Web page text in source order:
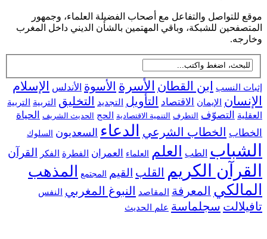
للتواصل والتفاعل مع أصحاب الفضيلة العلماء، وجمهور
للشبكة، وباقي المهتمين بالشأن الديني داخل المغرب
النسب ابن القطانالأسرةالأسوة الأندلس الإسلام
الإيمان الاقتصاد التأويل التجديد التخليق التربية
التربية
التصوّف التطرف التنمية الاقتصادية الحج الحديث الشريف الحياة
الخطاب الشرعي الدعاء السعديون السلوك
الطب العلم العلماء العمران الفطرة الفكر القرآن
الكريم القلبالقيم المجتمع المذهب
المعرفة المقاصد النبوغ المغربي النفس
سجلماسة علم الحديث